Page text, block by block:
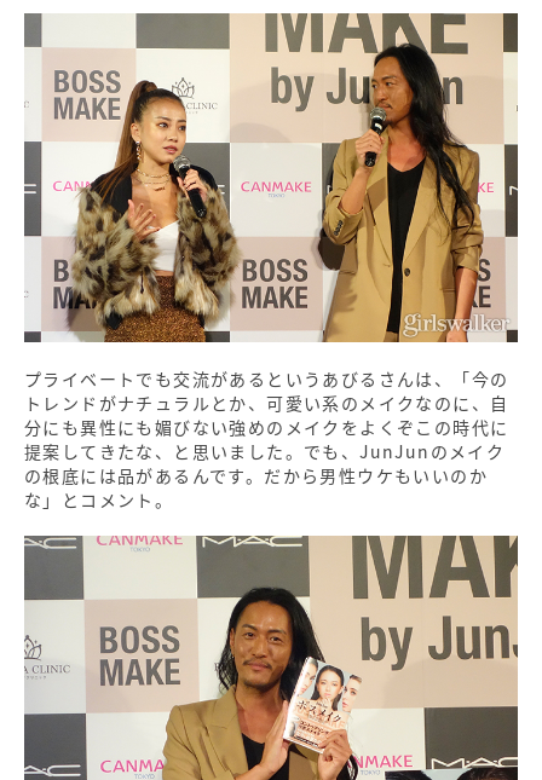
プライベートでも交流があるというあびるさんは、「今の
トレンドがナチュラルとか、可愛い系のメイクなのに、自
分にも異性にも媚びない強めのメイクをよくぞこの時代に
提案してきたな、と思いました。でも、JunJunのメイク
の根底には品があるんです。だから男性ウケもいいのか
な」とコメント。